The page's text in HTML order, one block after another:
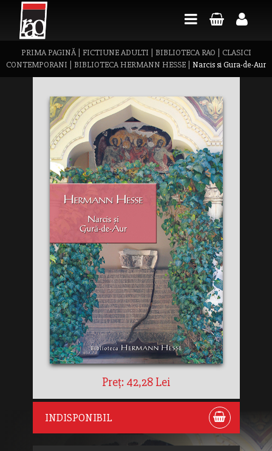
PRIMA PAGINĂ| FICTIUNE ADULTI BIBLIOTECA RAO
CLASICI
CONTEMPORANI
BIBLIOTECA HERMANN HESSE Narcis si Gura-de-Aur
Preț: 42,28 Lei
INDISPONIBIL